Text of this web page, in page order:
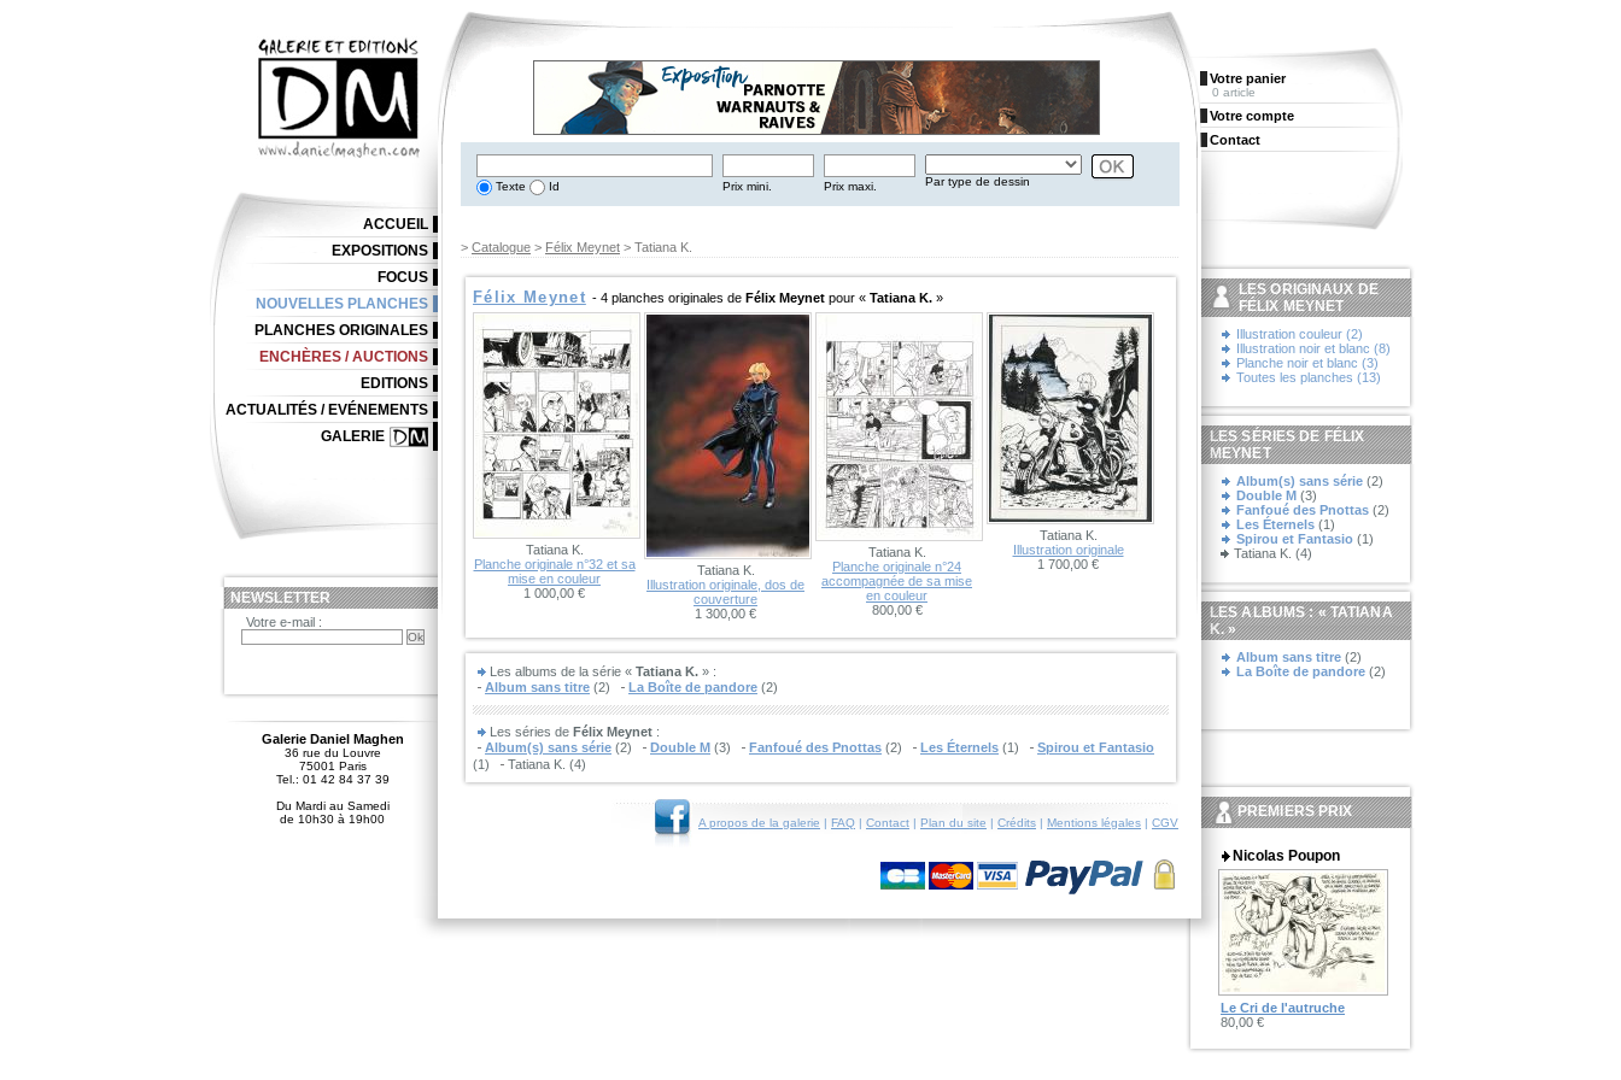
Texte Id Prix mini. Prix maxi. Par type de dessin
> Catalogue > Félix Meynet > Tatiana K.
Félix Meynet - 4 planches originales de Félix Meynetpour « Tatiana K.»
Tatiana K.
Planche originale n°32 et sa
mise en couleur
1 000,00 €
Tatiana K.
Illustration originale, dos de
couverture
1 300,00 €
Tatiana K.
Planche originale n°24
accompagnée de sa mise
en couleur
800,00 €
Tatiana K.
Illustration originale
1 700,00 €
Les albums de la série « Tatiana K. » :
Album sans titre (2) La Boîte de pandore (2)
Les séries de Félix Meynet :
Album(s) sans série (2) Double M (3) Fanfoué des Pnottas (2) Les Éternels (1)
Spirou et Fantasio
(1)
Tatiana K. (4)
A propos de la galerie | FAQ | Contact | Plan du site | Crédits | Mentions légales | CGV
ACCUEIL
EXPOSITIONS
FOCUS
NOUVELLES PLANCHES
PLANCHES ORIGINALES
ENCHÈRES / AUCTIONS
EDITIONS
ACTUALITÉS / EVÉNEMENTS
GALERIE
NEWSLETTER
Votre e-mail :
Galerie Daniel Maghen
36 rue du Louvre
75001 Paris
Tel.: 01 42 84 37 39
Du Mardi au Samedi
de 10h30 à 19h00
Votre panier
0 article
Votre compte
Contact
LES ORIGINAUX DE
FÉLIX MEYNET
Illustration couleur (2)
Illustration noir et blanc (8)
Planche noir et blanc (3)
Toutes les planches (13)
LES SÉRIES DE FÉLIX
MEYNET
Album(s) sans série (2)
Double M (3)
Fanfoué des Pnottas (2)
Les Éternels (1)
Spirou et Fantasio (1)
Tatiana K. (4)
LES ALBUMS : «TATIANA
K.»
Album sans titre (2)
La Boîte de pandore (2)
PREMIERS PRIX
Nicolas Poupon
Le Cri de l'autruche
80,00 €